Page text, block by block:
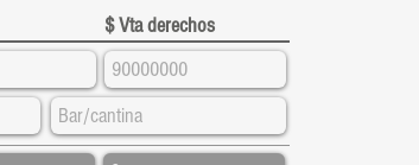
$ Vta derechos